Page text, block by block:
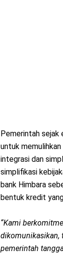
Pemerintah sejak
untuk
integrasi dan
simplifikasi
bank Himbara
bentuk kredit
“Kami
dikomunikasikan,
pemerintah